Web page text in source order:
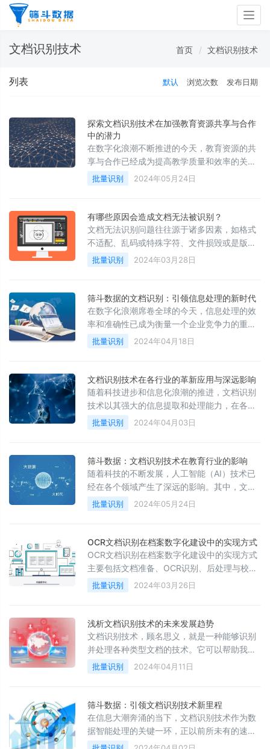
文档识别技术 首页 文档识别技术
列表 默认 浏览次数 发布日期
探索文档识别技术在加强教育资源共享与合作
中的潜力
在数字化浪潮不断推进的今天，教育资源的共
享与合作已经成为提高教学质量和效率的关键
因素。文档识别技术作为一项强大的工具，在
这一过程中发挥着至关重要的作用。本文旨在
资源的有效共享与教师、学校之间的紧密合
作。
批量识别 2024年05月24日
有哪些原因会造成文档无法被识别？
​文档无法识别问题往往源于诸多因素，如格式
不适配、乱码或特殊字符、文件损毁或是版本
不符等。为了妥善解决此类状况，务必要遵循
以下措施：持格式稳定，正确处理字符编码；
设备与应用程序的版本同步
批量识别 2024年03月28日
筛斗数据的文档识别：引领信息处理的新时代
在数字化浪潮席卷全球的今天，信息处理的效
率和准确性已成为衡量一个企业竞争力的重要
指标。筛斗数据团队凭借其前沿的文档识别服
务，不仅提升了信息处理的速度和质量，更是
将深入探讨筛斗数据团队的文档识别服务如何
引领信息处理的新时代，并分析其在实际应用
中的优势和潜在价值。
批量识别 2024年04月18日
文档识别技术在各行业的革新应用与深远影响
随着科技进步和信息化浪潮的推进，文档识别
技术以其强大的信息提取和处理能力，在各个
行业中扮演着越来越重要的角色。这项技术通
过运用光学字符识别(OCR)、机器学习和人工
进行高效、精准地识别和解读，不仅极大地提
高了信息处理效率，还开启了全新的商业模式
和工作方式。
批量识别 2024年04月03日
筛斗数据：文档识别技术在教育行业的影响
随着科技的不断发展，人工智能（AI）技术已
经在各个领域产生了深远的影响。其中，文档
识别技术作为人工智能的一个重要分支，在教
育行业中也发挥着越来越重要的作用。本文将
来的影响。
批量识别 2024年05月24日
OCR文档识别在档案数字化建设中的实现方式
OCR文档识别在档案数字化建设中的实现方式
主要包括文档准备、OCR识别、后处理与校对
和存储与备份。
批量识别 2024年03月26日
浅析文档识别技术的未来发展趋势
文档识别技术，顾名思义，就是一种能够识别
并处理各种类型文档的技术。它可以帮助我们
从各种格式的文档中提取出文字、图片、表格
等内容，方便我们进行进一步的处理和分析。
批量识别 2024年04月11日
筛斗数据：引领文档识别技术新里程
在信息大潮奔涌的当下，文档识别技术作为数
据智能处理的关键一环，正以前所未有的速度
和深度改变着信息获取与管理的方式。而在这